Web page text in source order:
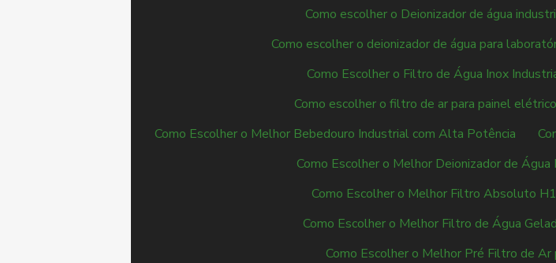
Como escolher o Deionizador de água
Como escolher o deionizador de água para
Como Escolher o Filtro de Água Inox
Como escolher o filtro de ar para painel
Como Escolher o Melhor Bebedouro Industrial com Alta Potência
Como Escolher o Melhor Deionizador de Água
Como Escolher o Melhor Filtro Absoluto
Como Escolher o Melhor Filtro de Água
Como Escolher o Melhor Pré Filtro de Ar